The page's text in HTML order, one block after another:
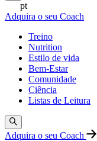
pt
Adquira o seu Coach
Treino
Nutrition
Estilo de vida
Bem-Estar
Comunidade
Ciência
Listas de Leitura
Adquira o seu Coach